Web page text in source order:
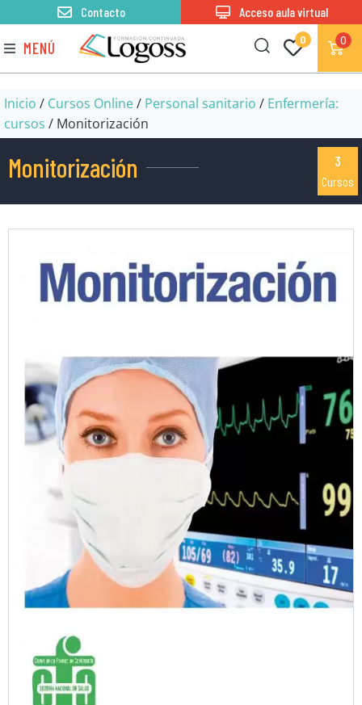
MENÚ 0 0
Contacto Acceso aula virtual
Inicio / Cursos Online/ Personal sanitario / Enfermería:
cursos / Monitorización
Monitorización 3
Cursos